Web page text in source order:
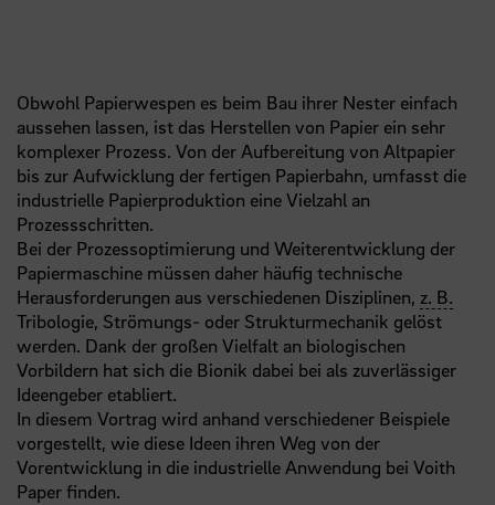
Obwohl Papierwespen es beim Bau ihrer Nester einfach
aussehen lassen, ist das Herstellen von Papier ein sehr
komplexer Prozess. Von der Aufbereitung von Altpapier
bis zur Aufwicklung der fertigen Papierbahn, umfasst die
industrielle Papierproduktion eine Vielzahl an
Prozessschritten.
Bei der Prozessoptimierung und Weiterentwicklung der
Papiermaschine müssen daher häufig technische
Herausforderungen aus verschiedenen Disziplinen, z. B.
Tribologie, Strömungs- oder Strukturmechanik gelöst
werden. Dank der großen Vielfalt an biologischen
Vorbildern hat sich die Bionik dabei bei als zuverlässiger
Ideengeber etabliert.
In diesem Vortrag wird anhand verschiedener Beispiele
vorgestellt, wie diese Ideen ihren Weg von der
Vorentwicklung in die industrielle Anwendung bei Voith
Paper finden.